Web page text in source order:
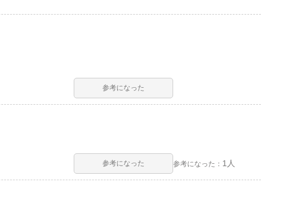
参考になった
参考になった 参考になった： 1人